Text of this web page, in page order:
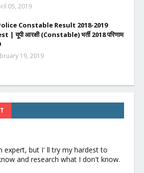
05, 2019
Constable Result 2018-2019
| यूपी आरक्षी (Constable) भर्ती 2018 परिणाम
19, 2019
expert, but I' ll try my hardest to
and research what I don't know.